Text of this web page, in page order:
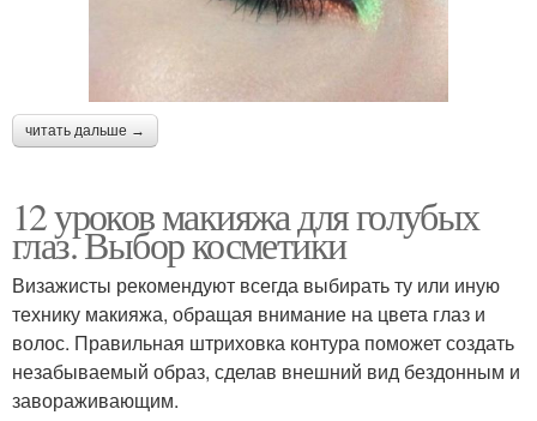
читать дальше →
12 уроков макияжа для голубых
глаз. Выбор косметики
Визажисты рекомендуют всегда выбирать ту или иную
технику макияжа, обращая внимание на цвета глаз и
волос. Правильная штриховка контура поможет создать
незабываемый образ, сделав внешний вид бездонным и
завораживающим.